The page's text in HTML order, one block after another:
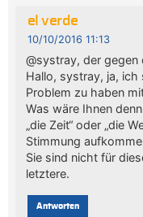
el verde
10/10/2016 11:13
@systray, der
Hallo, systray, ja, ich
Problem zu haben
Was wäre Ihnen
„die Zeit“ oder „die
Stimmung
Sie sind nicht für
letztere.
Antworten